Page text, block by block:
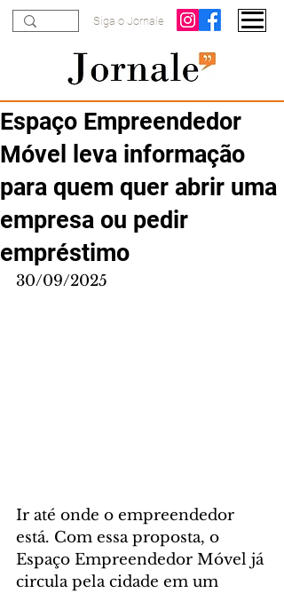
Siga o Jornale
Espaço Empreendedor
Móvel leva informação
para quem quer abrir uma
empresa ou pedir
empréstimo
30/09/2025
Ir até onde o empreendedor
está. Com essa proposta, o
Espaço Empreendedor Móvel já
circula pela cidade em um